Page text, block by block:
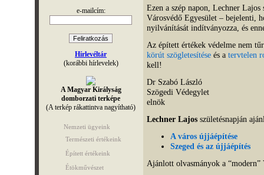
e-mailcím:
Hírlevéltár
(korábbi hírlevelek)
A Magyar Királyság
domborzati terképe
(A terkép rákattintva nagyítható)
Nemzeti ügyeink
Természeti értékeink
Épített értékeink
Étökművészet
Ezen a szép napon, Lechner Lajos
Városvédő Egyesület – bejelenti,
nyilvánítását indítványozza, és
Az épített értékek védelme nem
körút szögletesítéseés a tervtelen
kell!
Dr Szabó László
Szögedi Védegylet
elnök
Lechner Lajosszületésnapján
A város újjáépítése
Szeged és az újjáépítés
Ajánlott olvasmányok a “modern”